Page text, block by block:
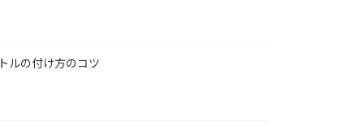
ルの付け方のコツ